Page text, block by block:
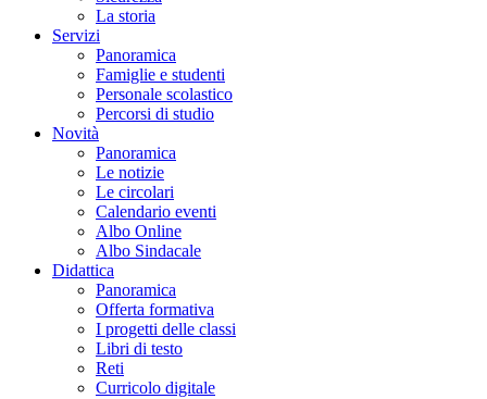
La storia
Servizi
Panoramica
Famiglie e studenti
Personale scolastico
Percorsi di studio
Novità
Panoramica
Le notizie
Le circolari
Calendario eventi
Albo Online
Albo Sindacale
Didattica
Panoramica
Offerta formativa
I progetti delle classi
Libri di testo
Reti
Curricolo digitale